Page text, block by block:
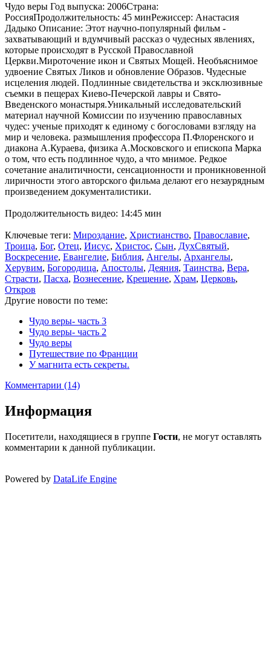
Чудо веры Год выпуска: 2006Страна:
РоссияПродолжительность: 45 минРежиссер: Анастасия
Дадыко Описание: Этот научно-популярный фильм -
захватывающий и вдумчивый рассказ о чудесных явлениях,
которые происходят в Русской Православной
Церкви.Мироточение икон и Святых Мощей. Необъяснимое
удвоение Святых Ликов и обновление Образов. Чудесные
исцеления людей. Подлинные свидетельства и эксклюзивные
съемки в пещерах Киево-Печерской лавры и Свято-
Введенского монастыря.Уникальный исследовательский
материал научной Комиссии по изучению православных
чудес: ученые приходят к единому с богословами взгляду на
мир и человека. размышления профессора П.Флоренского и
диакона А.Кураева, физика А.Московского и епископа Марка
о том, что есть подлинное чудо, а что мнимое. Редкое
сочетание аналитичности, сенсационности и проникновенной
лиричности этого авторского фильма делают его незаурядным
произведением документалистики.
Продолжительность видео: 14:45 мин
Ключевые теги: Мироздание, Христианство, Православие,
Троица, Бог, Отец, Иисус, Христос, Сын, ДухСвятый,
Воскресение, Евангелие, Библия, Ангелы, Архангелы,
Херувим, Богородица, Апостолы, Деяния, Таинства, Вера,
Страсти, Пасха, Вознесение, Крещение, Храм, Церковь,
Откров
Другие новости по теме:
Чудо веры- часть 3
Чудо веры- часть 2
Чудо веры
Путешествие по Франции
У магнита есть секреты.
Комментарии (14)
Информация
Посетители, находящиеся в группе Гости, не могут оставлять
комментарии к данной публикации.
Powered by DataLife Engine